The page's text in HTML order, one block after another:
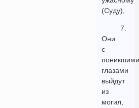
(Суду),
7.
Они
с
поникшими
глазами
выйдут
из
могил,